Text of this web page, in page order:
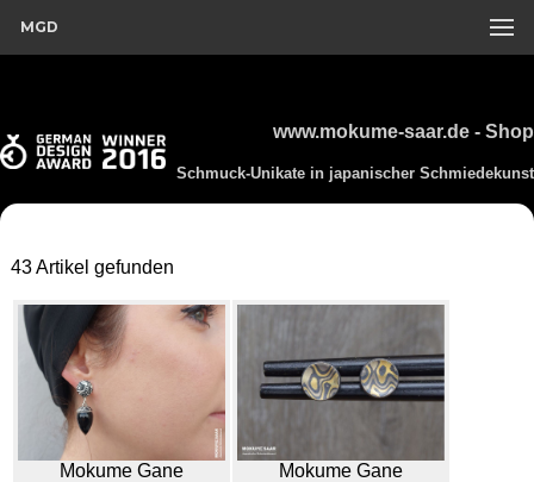
MGD
www.mokume-saar.de - Shop
Schmuck-Unikate in japanischer Schmiedekunst
43 Artikel gefunden
Mokume Gane
Mokume Gane